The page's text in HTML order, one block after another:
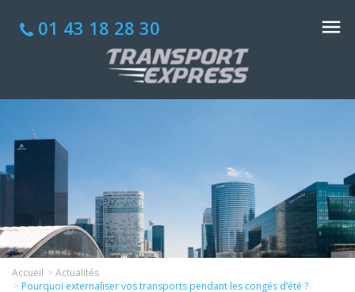
01 43 18 28 30
Accueil
Actualités
Pourquoi externaliser vos transports pendant les congés d’été ?